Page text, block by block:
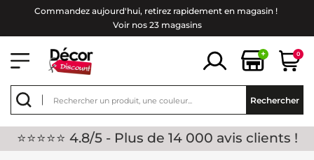
Commandez aujourd'hui, retirez rapidement en magasin !
Voir nos 23 magasins
+ 0
Rechercher
⭐⭐⭐⭐⭐ 4.8/5 - Plus de 14 000 avis clients !